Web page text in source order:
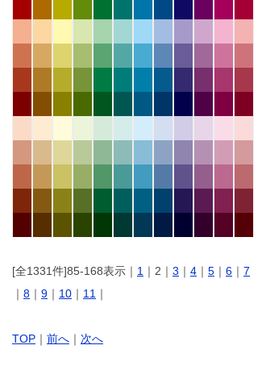
[全1331件]85-168表示｜ 1 ｜2｜ 3 ｜ 4 ｜ 5 ｜ 6 ｜ 7
｜ 8 ｜ 9 ｜ 10 ｜ 11 ｜
TOP ｜ 前へ ｜ 次へ